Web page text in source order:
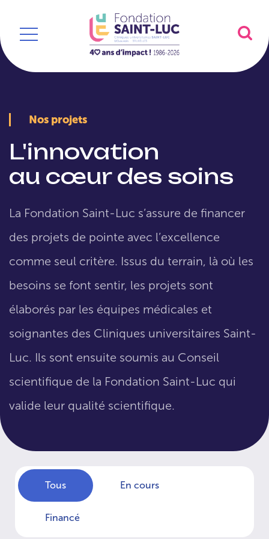
Nos projets
L'innovation
au cœur des soins
La Fondation Saint-Luc s’assure de financer
des projets de pointe avec l’excellence
comme seul critère. Issus du terrain, là où les
besoins se font sentir, les projets sont
élaborés par les équipes médicales et
soignantes des Cliniques universitaires Saint-
Luc. Ils sont ensuite soumis au Conseil
scientifique de la Fondation Saint-Luc qui
valide leur qualité scientifique.
Tous En cours
Financé